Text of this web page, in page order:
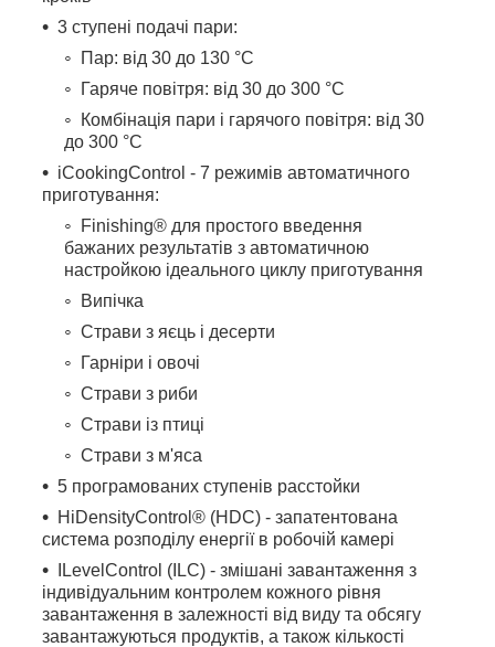
3 ступені подачі пари:
Пар: від 30 до 130 °C
Гаряче повітря: від 30 до 300 °C
Комбінація пари і гарячого повітря: від 30
до 300 °C
iCookingControl - 7 режимів автоматичного
приготування:
Finishing® для простого введення
бажаних результатів з автоматичною
настройкою ідеального циклу приготування
Випічка
Страви з яєць і десерти
Гарніри і овочі
Страви з риби
Страви із птиці
Страви з м'яса
5 програмованих ступенів расстойки
HiDensityControl® (HDC) - запатентована
система розподілу енергії в робочій камері
ILevelControl (ILC) - змішані завантаження з
індивідуальним контролем кожного рівня
завантаження в залежності від виду та обсягу
завантажуються продуктів, а також кількості